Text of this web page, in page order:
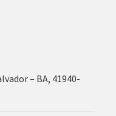
– BA, 41940-